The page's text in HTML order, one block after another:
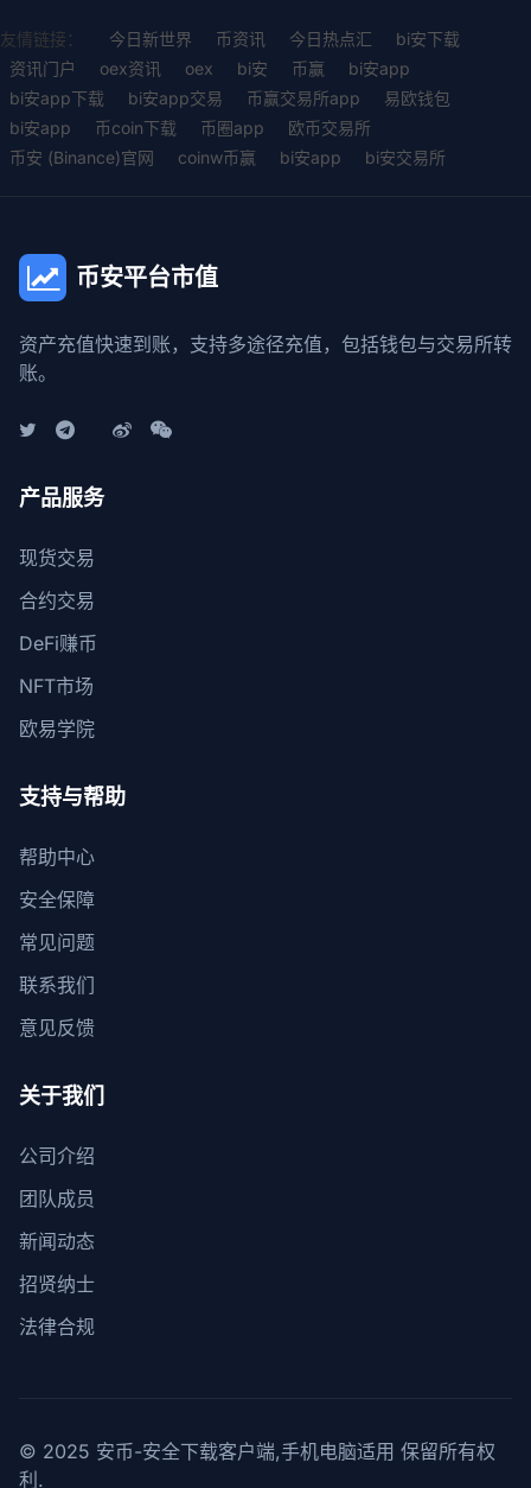
友情链接： 今日新世界 币资讯 今日热点汇
bi安下载
资讯门户
oex资讯 oex bi安 币赢
bi安app
bi安app下载
bi安app交易 币赢交易所app
易欧钱包
bi安app
币coin下载 币圈app
欧币交易所
币安 (Binance)官网
coinw币赢 bi安app bi安交易所
币安平台市值
资产充值快速到账，支持多途径充值，包括钱包与交易所转
账。
产品服务
现货交易
合约交易
DeFi赚币
NFT市场
欧易学院
支持与帮助
帮助中心
安全保障
常见问题
联系我们
意见反馈
关于我们
公司介绍
团队成员
新闻动态
招贤纳士
法律合规
© 2025 安币-安全下载客户端,手机电脑适用 保留所有权
利.